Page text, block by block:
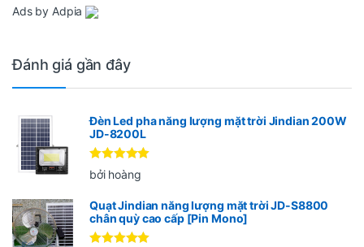
Ads by Adpia
Đánh giá gần đây
Đèn Led pha năng lượng mặt trời Jindian 200W
JD-8200L
Được xếp
hạng55
bởi hoàng
Quạt Jindian năng lượng mặt trời JD-S8800
chân quỳ cao cấp [Pin Mono]